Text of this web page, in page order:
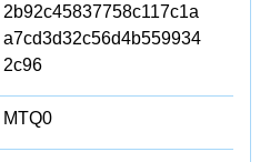
2b92c45837758c117c1a
a7cd3d32c56d4b559934
2c96
MTQ0